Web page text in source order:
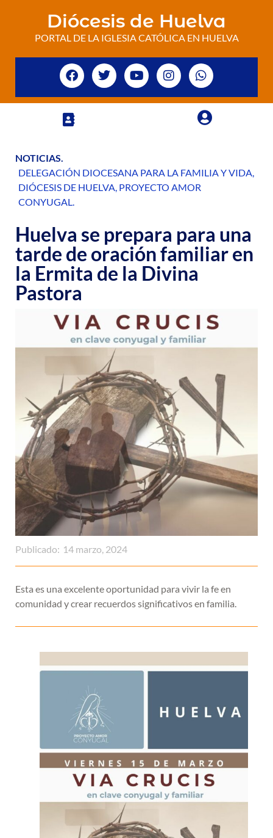
Diócesis de Huelva
PORTAL DE LA IGLESIA CATÓLICA EN HUELVA
NOTICIAS.
DELEGACIÓN DIOCESANA PARA LA FAMILIA Y VIDA,
DIÓCESIS DE HUELVA, PROYECTO AMOR
CONYUGAL.
Huelva se prepara para una
tarde de oración familiar en
la Ermita de la Divina
Pastora
Publicado: 14 marzo, 2024
Esta es una excelente oportunidad para vivir la fe en
comunidad y crear recuerdos significativos en familia.